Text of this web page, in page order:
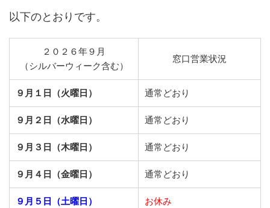
以下のとおりです。
２０２６年９月
（シルバーウィーク含む）
窓口営業状況
９月１日（火曜日） 通常どおり
９月２日（水曜日） 通常どおり
９月３日（木曜日） 通常どおり
９月４日（金曜日） 通常どおり
９月５日（土曜日） お休み